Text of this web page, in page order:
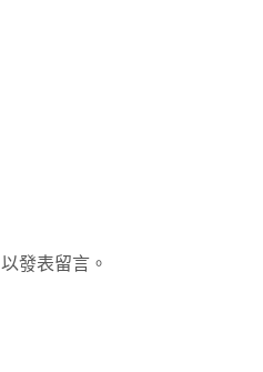
以發表留言。